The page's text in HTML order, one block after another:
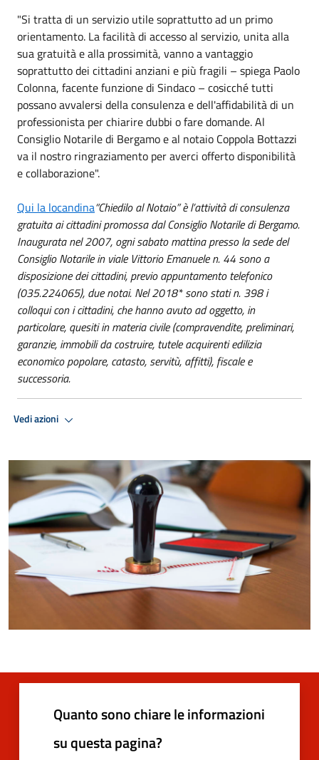
"Si tratta di un servizio utile soprattutto ad un primo
orientamento. La facilità di accesso al servizio, unita alla
sua gratuità e alla prossimità, vanno a vantaggio
soprattutto dei cittadini anziani e più fragili – spiega Paolo
Colonna, facente funzione di Sindaco – cosicché tutti
possano avvalersi della consulenza e dell'affidabilità di un
professionista per chiarire dubbi o fare domande. Al
Consiglio Notarile di Bergamo e al notaio Coppola Bottazzi
va il nostro ringraziamento per averci offerto disponibilità
e collaborazione".
Qui la locandina“Chiedilo alNotaio” è l’attività di consulenza
gratuita ai cittadini promossa dal Consiglio Notarile di Bergamo.
Inaugurata nel 2007, ogni sabato mattina presso la sede del
Consiglio Notarile in viale Vittorio Emanuele n. 44 sono a
disposizione dei cittadini, previo appuntamento telefonico
(035.224065), due notai. Nel 2018* sono stati n. 398 i
colloqui con i cittadini, che hanno avuto ad oggetto, in
particolare, quesiti in materia civile (compravendite, preliminari,
garanzie, immobili da costruire, tutele acquirenti edilizia
economico popolare, catasto, servitù, affitti), fiscale e
successoria.
Vedi azioni
Quanto sono chiare le informazioni
su questa pagina?